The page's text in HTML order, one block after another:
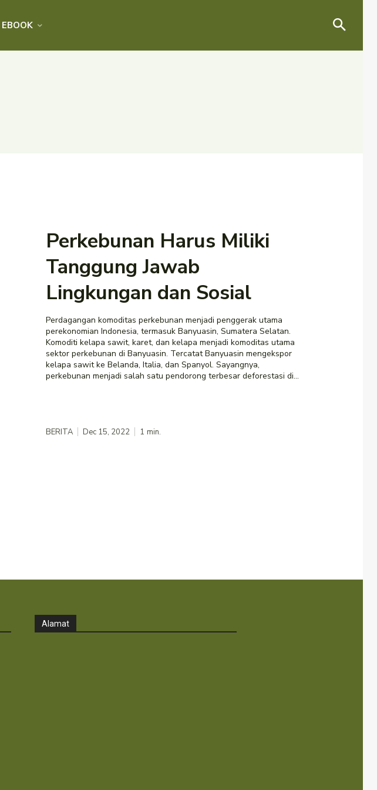
EBOOK
Perkebunan Harus Miliki
Tanggung Jawab
Lingkungan dan Sosial
Perdagangan komoditas perkebunan menjadi penggerak utama
perekonomian Indonesia, termasuk Banyuasin, Sumatera Selatan.
Komoditi kelapa sawit, karet, dan kelapa menjadi komoditas utama
sektor perkebunan di Banyuasin. Tercatat Banyuasin mengekspor
kelapa sawit ke Belanda, Italia, dan Spanyol. Sayangnya,
perkebunan menjadi salah satu pendorong terbesar deforestasi di...
BERITA Dec 15, 2022 1 min.
Alamat